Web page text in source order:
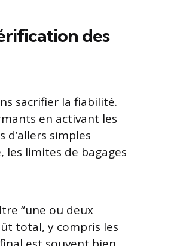
des
sacrifier la fiabilité.
en activant les
simples
les limites de bagages
“une ou deux
total, y compris les